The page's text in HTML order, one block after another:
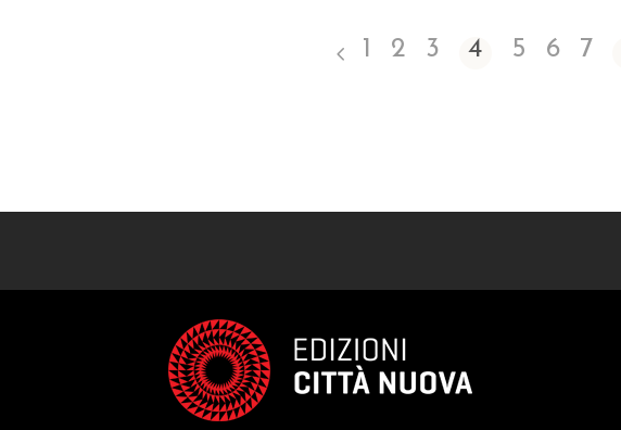
1 2 3 4 5 6 7